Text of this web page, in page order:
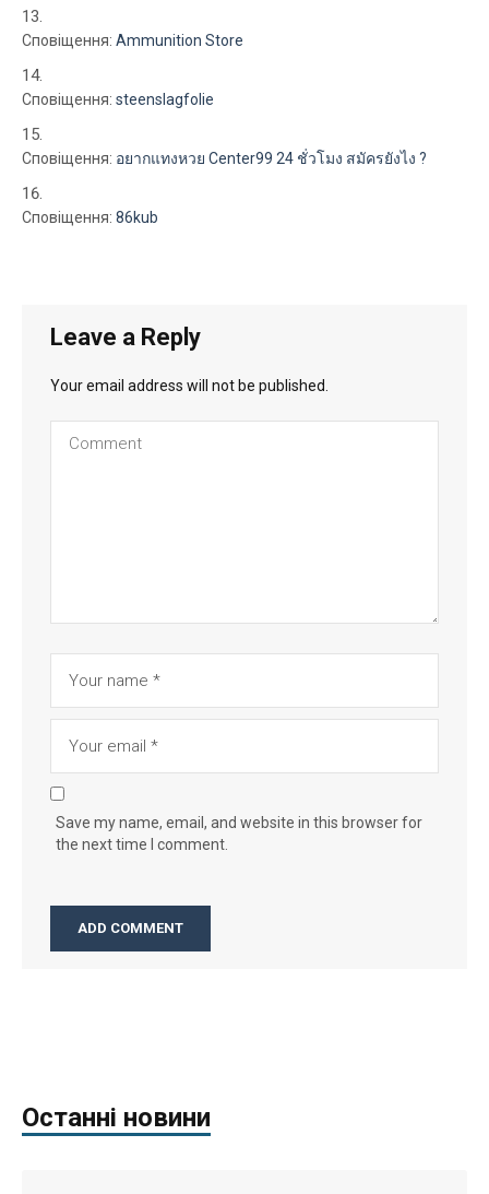
Сповіщення: Ammunition Store
Сповіщення: steenslagfolie
Сповіщення: อยากแทงหวย Center99 24 ชั่วโมง สมัครยังไง ?
Сповіщення: 86kub
Leave a Reply
Your email address will not be published.
Save my name, email, and website in this browser for
the next time I comment.
Останні новини